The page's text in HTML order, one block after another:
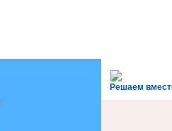
Решаем